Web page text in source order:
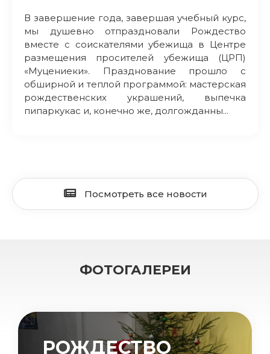
В завершение года, завершая учебный курс,
мы душевно отпраздновали Рождество
вместе с соискателями убежища в Центре
размещения просителей убежища (ЦРП)
«Муцениеки». Празднование прошло с
обширной и теплой программой: мастерская
рождественских украшений, выпечка
пипаркукас и, конечно же, долгожданны...
Посмотреть все новости
ФОТОГАЛЕРЕИ
РОЖДЕСТВО